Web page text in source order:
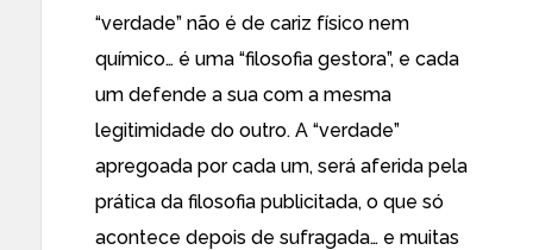
“verdade” não é de cariz físico nem
químico… é uma “filosofia gestora”, e cada
um defende a sua com a mesma
legitimidade do outro. A “verdade”
apregoada por cada um, será aferida pela
prática da filosofia publicitada, o que só
acontece depois de sufragada… e muitas